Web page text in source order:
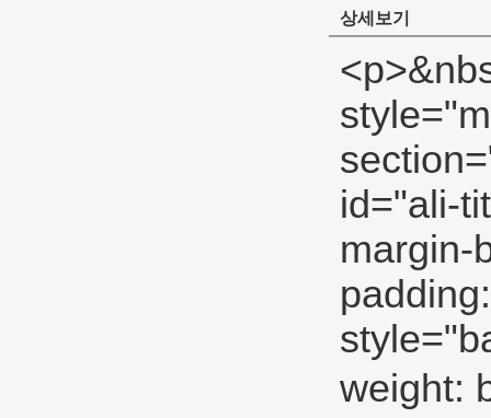
상세보기
<p>&nbsp;</p><div id="ali-anchor-description" style="margin-top: 15px; height: auto;" data-section="description">&nbsp;</div><p>&nbsp;</p><div id="ali-title-description" style="margin-top: 15px; margin-bottom: 7px;"><div style="height: auto; padding: 8px 0; border-bottom: 1px solid #ddd;"><span style="background-color: #ddd; color: #333; font-weight: bold; padding: 8px 15px; line-height: 12px;">제품 설명</span><span style="font-family: Verdana, Arial, Helvetica, sans-serif;">&nbsp;&nbsp;</span></div></div><p><strong><span style="font-size: 18px;">노란색 가스 라인 PTFE SE 스레드</span></strong></p><p><span style="line-height: 21px; font-size: 14px; font-family: Verdana, Arial, Helvetica, sans-serif;">높은 PTFE 테이프</span></p><p><span style="line-height: 21px; font-size: 14px;"><a><span style="line-height: normal; font-family: Arial;">고밀도 PTFE 스레드 씰 테이프</span></a><span style="line-height: normal; font-family: Arial;">&nbsp;</span><span style="line-height: normal; font-family: Arial;">고압 시스템은 사용하기 위해</span><span style="line-height: normal;">특수 목적.</span></span></p><p>&nbsp;</p><table class="aliDataTable" style="width: 426.1pt; font-family: Verdana, Arial, Helvetica, sans-serif;"><tbody><tr align="left"><td style="width: 167.7pt;" rowspan="5" valign="center"><p><strong><span style="line-height: 24px; font-family: Arial; font-size: 12pt;">사양:</span></strong></p></td><td style="width: 258.4pt;" valign="top"><p><span style="line-height: 24px; font-family: Arial; font-size: 12pt;">폭:</span><span style="line-height: 24px; font-family: Arial; font-size: 12pt;">12mm 19mm 25mm</span></p></td></tr><tr align="left"><td style="width: 258.4pt;" valign="top"><p><span style="line-height: 24px; font-family: Arial; font-size: 12pt;">두께:</span><span style="line-height: 24px;